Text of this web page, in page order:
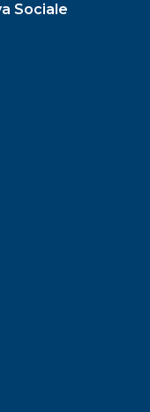
Sociale